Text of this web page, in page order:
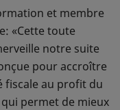
et membre
«Cette toute
notre suite
pour accroître
fiscale au profit du
permet de mieux